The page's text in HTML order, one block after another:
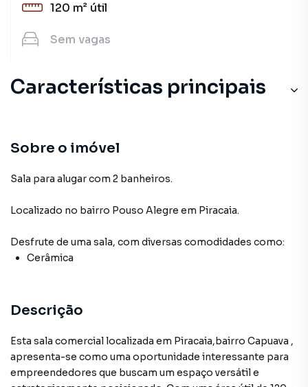
120 m² útil
Sem vagas
Características principais
Sobre o imóvel
Sala para alugar com 2 banheiros.
Localizado no bairro Pouso Alegre em Piracaia.
Desfrute de uma sala, com diversas comodidades como:
Cerâmica
Descrição
Esta sala comercial localizada em Piracaia,bairro Capuava ,
apresenta-se como uma oportunidade interessante para
empreendedores que buscam um espaço versátil e